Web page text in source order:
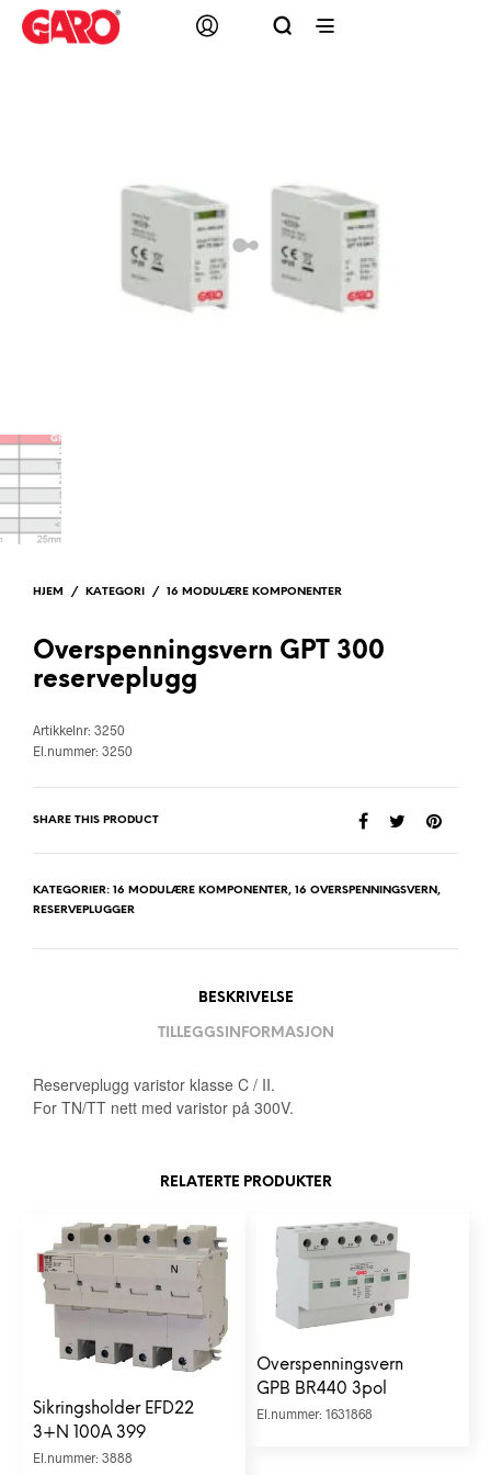
HJEM / KATEGORI / 16 MODULÆRE KOMPONENTER
Overspenningsvern GPT 300
reserveplugg
Artikkelnr: 3250
El.nummer: 3250
SHARE THIS PRODUCT
KATEGORIER: 16 MODULÆRE KOMPONENTER, 16 OVERSPENNINGSVERN,
RESERVEPLUGGER
BESKRIVELSE
TILLEGGSINFORMASJON
Reserveplugg varistor klasse C / II.
For TN/TT nett med varistor på 300V.
RELATERTE PRODUKTER
Sikringsholder EFD22
3+N 100A 399
El.nummer: 3888
Overspenningsvern
GPB BR440 3pol
El.nummer: 1631868